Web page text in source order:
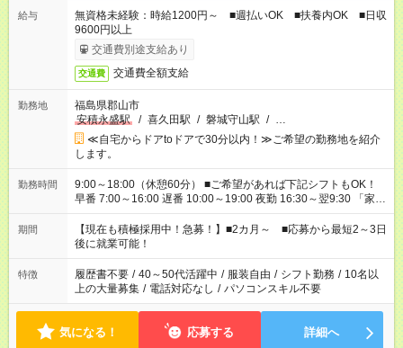
給与
無資格未経験：時給1200円～ ■週払いOK ■扶養内OK ■日収
9600円以上
交通費別途支給あり
交通費 交通費全額支給
勤務地
福島県郡山市
安積永盛駅
/ 喜久田駅 / 磐城守山駅 / …
≪自宅からドアtoドアで30分以内！≫ご希望の勤務地を紹介
します。
勤務時間
9:00～18:00（休憩60分） ■ご希望があれば下記シフトもOK！
早番 7:00～16:00 遅番 10:00～19:00 夜勤 16:30～翌9:30 「家族
と休みを合わせたい」 「余裕を持って夕飯の準備がしたい」
「できれば残業はしたくない」 など、ご希望を教えてください
ね。 ※Wワーク希望の方へ 今ご覧のお仕事で希望する勤務時間
と、もう1つのお仕事の勤務時間。 合計で週40時間を超える場
合は応募できません。
期間
【現在も積極採用中！急募！】■2カ月～ ■応募から最短2～3日
後に就業可能！
特徴 履歴書不要 / 40～50代活躍中 / 服装自由 / シフト勤務 / 10名以
上の大量募集 / 電話対応なし / パソコンスキル不要
気になる！ 応募する 詳細へ